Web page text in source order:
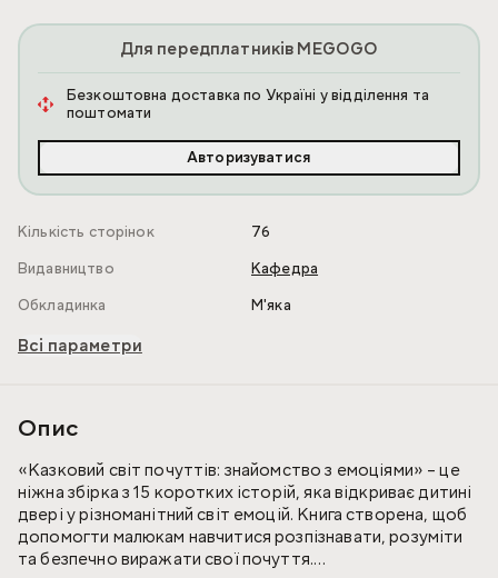
Для передплатників MEGOGO
Безкоштовна доставка по Україні у відділення та
поштомати
Авторизуватися
Кількість сторінок
76
Видавництво
Кафедра
Обкладинка
М'яка
Всі параметри
Опис
«Казковий світ почуттів: знайомство з емоціями» – це
ніжна збірка з 15 коротких історій, яка відкриває дитині
двері у різноманітний світ емоцій. Книга створена, щоб
допомогти малюкам навчитися розпізнавати, розуміти
та безпечно виражати свої почуття.